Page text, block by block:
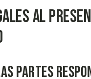
al
Partes